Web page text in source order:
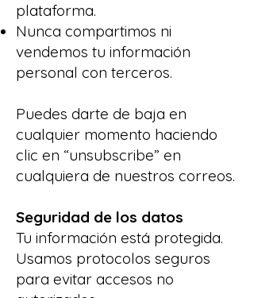
plataforma.
Nunca compartimos ni
vendemos tu información
personal con terceros.
Puedes darte de baja en
cualquier momento haciendo
clic en “unsubscribe” en
cualquiera de nuestros correos.
Seguridad de los datos
Tu información está protegida.
Usamos protocolos seguros
para evitar accesos no